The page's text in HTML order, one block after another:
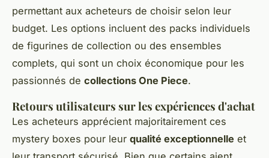
permettant aux acheteurs de choisir selon leur
budget. Les options incluent des packs individuels
de figurines de collection ou des ensembles
complets, qui sont un choix économique pour les
passionnés de collections One Piece.
Retours utilisateurs sur les expériences d'achat
Les acheteurs apprécient majoritairement ces
mystery boxes pour leur qualité exceptionnelle et